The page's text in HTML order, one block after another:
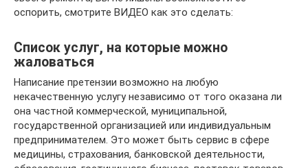
оспорить, смотрите ВИДЕО как это сделать:
Список услуг, на которые можно
жаловаться
Написание претензии возможно на любую
некачественную услугу независимо от того оказана ли
она частной коммерческой, муниципальной,
государственной организацией или индивидуальным
предпринимателем. Это может быть сервис в сфере
медицины, страхования, банковской деятельности,